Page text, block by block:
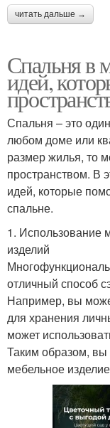
читать дальше →
Спальня в
идей,
Спальня – это
любом доме или
размер жилья, то
пространством. В
идей, которые
спальне.
1. Использование
изделий
отличный способ
Например, вы
для хранения
может
Таким образом, вы
мебельное